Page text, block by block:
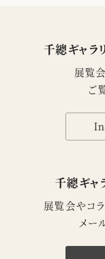
千總ギャラ
展覧
ご
千總ギャ
展覧会やコ
メー